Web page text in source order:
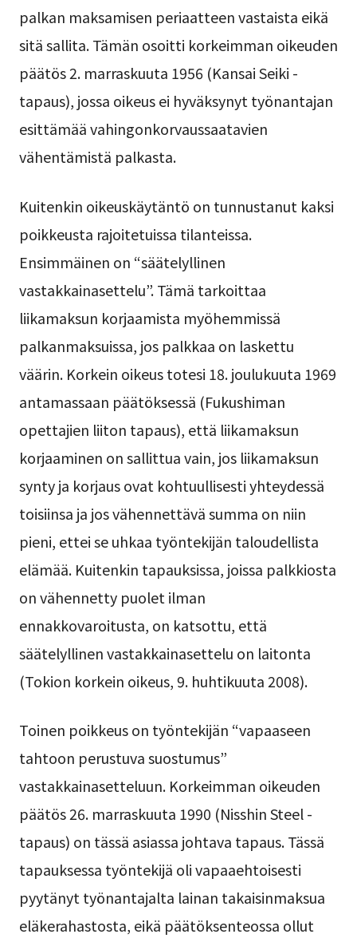
palkan maksamisen periaatteen vastaista eikä
sitä sallita. Tämän osoitti korkeimman oikeuden
päätös 2. marraskuuta 1956 (Kansai Seiki -
tapaus), jossa oikeus ei hyväksynyt työnantajan
esittämää vahingonkorvaussaatavien
vähentämistä palkasta.
Kuitenkin oikeuskäytäntö on tunnustanut kaksi
poikkeusta rajoitetuissa tilanteissa.
Ensimmäinen on “säätelyllinen
vastakkainasettelu”. Tämä tarkoittaa
liikamaksun korjaamista myöhemmissä
palkanmaksuissa, jos palkkaa on laskettu
väärin. Korkein oikeus totesi 18. joulukuuta 1969
antamassaan päätöksessä (Fukushiman
opettajien liiton tapaus), että liikamaksun
korjaaminen on sallittua vain, jos liikamaksun
synty ja korjaus ovat kohtuullisesti yhteydessä
toisiinsa ja jos vähennettävä summa on niin
pieni, ettei se uhkaa työntekijän taloudellista
elämää. Kuitenkin tapauksissa, joissa palkkiosta
on vähennetty puolet ilman
ennakkovaroitusta, on katsottu, että
säätelyllinen vastakkainasettelu on laitonta
(Tokion korkein oikeus, 9. huhtikuuta 2008).
Toinen poikkeus on työntekijän “vapaaseen
tahtoon perustuva suostumus”
vastakkainasetteluun. Korkeimman oikeuden
päätös 26. marraskuuta 1990 (Nisshin Steel -
tapaus) on tässä asiassa johtava tapaus. Tässä
tapauksessa työntekijä oli vapaaehtoisesti
pyytänyt työnantajalta lainan takaisinmaksua
eläkerahastosta, eikä päätöksenteossa ollut